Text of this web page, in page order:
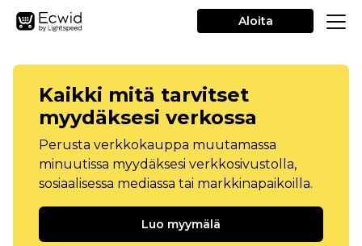
Aloita
Kaikki mitä tarvitset
myydäksesi verkossa
Perusta verkkokauppa muutamassa
minuutissa myydäksesi verkkosivustolla,
sosiaalisessa mediassa tai markkinapaikoilla.
Luo myymälä